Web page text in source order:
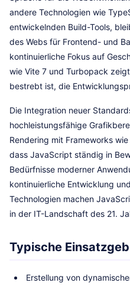
andere Technologien wie
entwickelnden Build-Tools,
des Webs für Frontend- und
kontinuierliche Fokus auf
wie Vite 7 und Turbopack
bestrebt ist, die
Die Integration neuer
hochleistungsfähige
Rendering mit Frameworks
dass JavaScript ständig in
Bedürfnisse moderner
kontinuierliche Entwicklung
Technologien machen
in der IT-Landschaft des 21.
Typische
Erstellung von